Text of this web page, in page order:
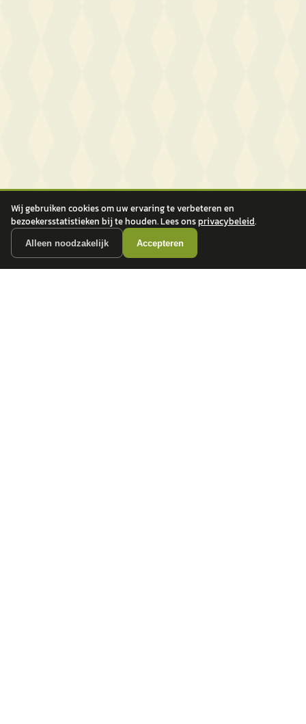
Wij gebruiken cookies om uw ervaring te verbeteren en
bezoekersstatistieken bij te houden. Lees onsprivacybeleid.
Alleen noodzakelijk Accepteren